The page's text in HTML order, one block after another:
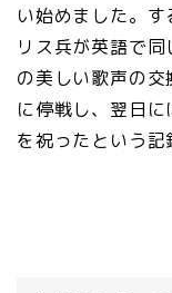
い始めました。
リス兵が英語で
の美しい歌声の
に停戦し、翌日
を祝ったという記